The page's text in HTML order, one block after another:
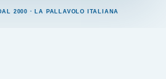
2000 · LA PALLAVOLO ITALIANA